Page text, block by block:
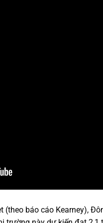
(theo báo cáo Kearney),